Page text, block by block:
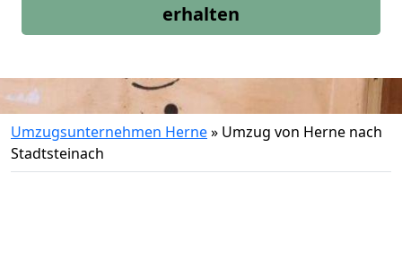
erhalten
Umzugsunternehmen Herne» Umzug von Herne nach
Stadtsteinach